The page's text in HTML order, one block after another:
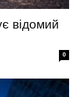
відомий
0